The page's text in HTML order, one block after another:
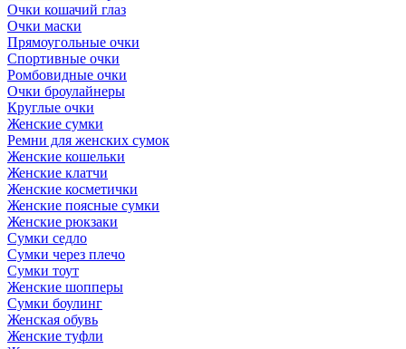
Очки кошачий глаз
Очки маски
Прямоугольные очки
Спортивные очки
Ромбовидные очки
Очки броулайнеры
Круглые очки
Женские сумки
Ремни для женских сумок
Женские кошельки
Женские клатчи
Женские косметички
Женские поясные сумки
Женские рюкзаки
Сумки седло
Сумки через плечо
Сумки тоут
Женские шопперы
Сумки боулинг
Женская обувь
Женские туфли